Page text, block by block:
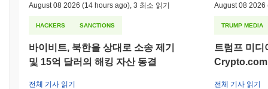
August 08 2026 (14 hours ago) 3 최소 읽기
HACKERS SANCTIONS
바이비트, 북한을 상대로 소송 제기
및 15억 달러의 해킹 자산 동결
전체 기사 읽기
August 08 2026
TRUMP MEDIA
트럼프 미디
Crypto.com
전체 기사 읽기